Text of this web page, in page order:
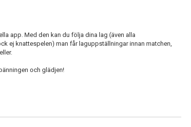
app. Med den kan du följa dina lag (även alla
ej knattespelen) man får laguppställningar innan matchen,
och glädjen!